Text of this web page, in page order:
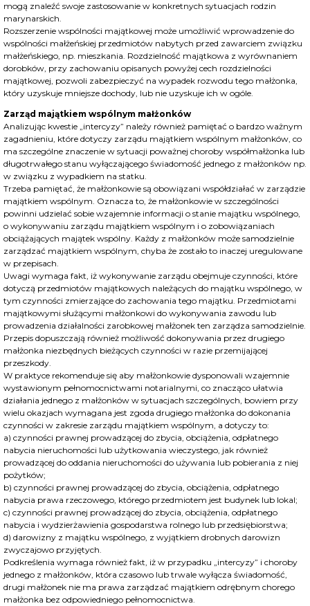
mogą znaleźć swoje zastosowanie w konkretnych sytuacjach rodzin
marynarskich.
Rozszerzenie wspólności majątkowej może umożliwić wprowadzenie do
wspólności małżeńskiej przedmiotów nabytych przed zawarciem związku
małżeńskiego, np. mieszkania. Rozdzielność majątkowa z wyrównaniem
dorobków, przy zachowaniu opisanych powyżej cech rozdzielności
majątkowej, pozwoli zabezpieczyć na wypadek rozwodu tego małżonka,
który uzyskuje mniejsze dochody, lub nie uzyskuje ich w ogóle.
Zarząd majątkiem wspólnym małżonków
Analizując kwestie „intercyzy” należy również pamiętać o bardzo ważnym
zagadnieniu, które dotyczy zarządu majątkiem wspólnym małżonków, co
ma szczególne znaczenie w sytuacji poważnej choroby współmałżonka lub
długotrwałego stanu wyłączającego świadomość jednego z małżonków np.
w związku z wypadkiem na statku.
Trzeba pamiętać, że małżonkowie są obowiązani współdziałać w zarządzie
majątkiem wspólnym. Oznacza to, że małżonkowie w szczególności
powinni udzielać sobie wzajemnie informacji o stanie majątku wspólnego,
o wykonywaniu zarządu majątkiem wspólnym i o zobowiązaniach
obciążających majątek wspólny. Każdy z małżonków może samodzielnie
zarządzać majątkiem wspólnym, chyba że zostało to inaczej uregulowane
w przepisach.
Uwagi wymaga fakt, iż wykonywanie zarządu obejmuje czynności, które
dotyczą przedmiotów majątkowych należących do majątku wspólnego, w
tym czynności zmierzające do zachowania tego majątku. Przedmiotami
majątkowymi służącymi małżonkowi do wykonywania zawodu lub
prowadzenia działalności zarobkowej małżonek ten zarządza samodzielnie.
Przepis dopuszczają również możliwość dokonywania przez drugiego
małżonka niezbędnych bieżących czynności w razie przemijającej
przeszkody.
W praktyce rekomenduje się aby małżonkowie dysponowali wzajemnie
wystawionym pełnomocnictwami notarialnymi, co znacząco ułatwia
działania jednego z małżonków w sytuacjach szczególnych, bowiem przy
wielu okazjach wymagana jest zgoda drugiego małżonka do dokonania
czynności w zakresie zarządu majątkiem wspólnym, a dotyczy to:
a) czynności prawnej prowadzącej do zbycia, obciążenia, odpłatnego
nabycia nieruchomości lub użytkowania wieczystego, jak również
prowadzącej do oddania nieruchomości do używania lub pobierania z niej
pożytków;
b) czynności prawnej prowadzącej do zbycia, obciążenia, odpłatnego
nabycia prawa rzeczowego, którego przedmiotem jest budynek lub lokal;
c) czynności prawnej prowadzącej do zbycia, obciążenia, odpłatnego
nabycia i wydzierżawienia gospodarstwa rolnego lub przedsiębiorstwa;
d) darowizny z majątku wspólnego, z wyjątkiem drobnych darowizn
zwyczajowo przyjętych.
Podkreślenia wymaga również fakt, iż w przypadku „intercyzy” i choroby
jednego z małżonków, która czasowo lub trwale wyłącza świadomość,
drugi małżonek nie ma prawa zarządzać majątkiem odrębnym chorego
małżonka bez odpowiedniego pełnomocnictwa.